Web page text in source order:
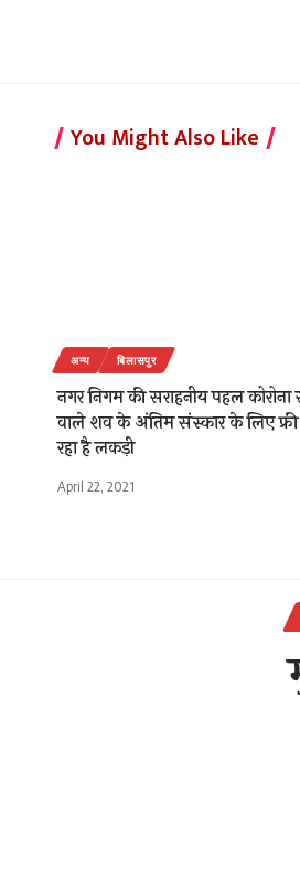
You Might Also Like
अन्य बिलासपुर
नगर निगम की सराहनीय पहल
वाले शव के अंतिम संस्कार के लिए फ्री
रहा है लकड़ी
April 22, 2021